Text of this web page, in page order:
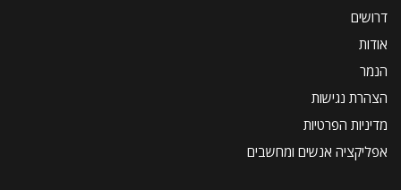
דרושים
אודות
הנמר
הצהרת נגישות
מדיניות הפרטיות
אפליקציה אנשים ומחשבים